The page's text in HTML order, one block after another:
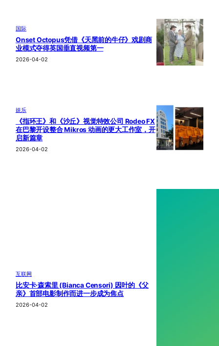
国际
Onset Octopus凭借《天黑前的牛仔》戏剧商
业模式夺得英国垂直视频第一
2026-04-02
娱乐
《指环王》和《沙丘》视觉特效公司 Rodeo FX
在巴黎开设整合 Mikros 动画的更大工作室，开
启新篇章
2026-04-02
互联网
比安卡·森索里 (Bianca Censori) 因叶的《父
亲》首部电影制作而进一步成为焦点
2026-04-02